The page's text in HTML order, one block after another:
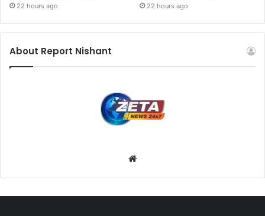
22 hours ago 22 hours ago
About Report Nishant